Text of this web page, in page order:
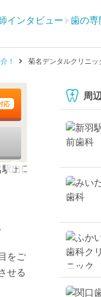
インタビュー 歯の専
！ 菊名デンタルクリニッ
応
をご
せる
周